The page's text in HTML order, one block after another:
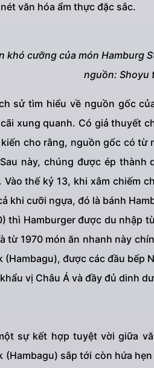
văn hóa ẩm thực đặc sắc.
khó cưỡng của món Hamburg
nguồn: Shoyu
sử tìm hiểu về nguồn gốc
xung quanh. Có giả thuyết
cho rằng, nguồn gốc có từ
này, chúng được ép
Vào thế kỷ 13, khi xâm chiếm
khi cưỡi ngựa, đó là bánh
thì Hamburger được du nhập
từ 1970 món ăn nhanh này
(Hambagu), được các đầu bếp
vị Châu Á và đầy đủ dinh
sự kết hợp tuyệt vời giữa
(Hambagu) sắp tới còn hứa